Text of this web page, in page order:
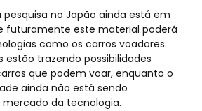
no Japão ainda está em
futuramente este material poderá
como os carros voadores.
estão trazendo possibilidades
que podem voar, enquanto o
ainda não está sendo
da tecnologia.